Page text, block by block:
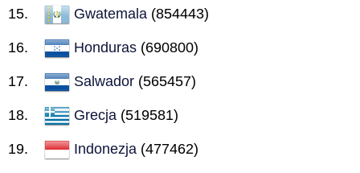
Gwatemala (854443)
Honduras (690800)
Salwador (565457)
Grecja (519581)
Indonezja (477462)